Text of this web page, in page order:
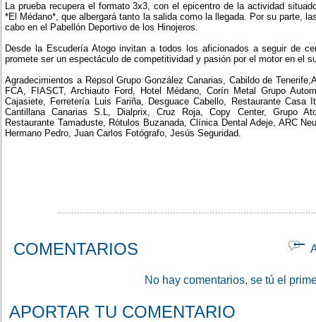
La prueba recupera el formato 3x3, con el epicentro de la actividad
*El Médano*, que albergará tanto la salida como la llegada. Por su parte,
cabo en el Pabellón Deportivo de los Hinojeros.
Desde la Escudería Atogo invitan a todos los aficionados a seguir de
promete ser un espectáculo de competitividad y pasión por el motor en el
Agradecimientos a Repsol Grupo González Canarias, Cabildo de
FCA, FIASCT, Archiauto Ford, Hotel Médano, Corín Metal Grupo
Cajasiete, Ferretería Luis Fariña, Desguace Cabello, Restaurante Casa
Cantillana Canarias S.L, Dialprix, Cruz Roja, Copy Center, Grupo
Restaurante Tamaduste, Rótulos Buzanada, Clínica Dental Adeje, ARC
Hermano Pedro, Juan Carlos Fotógrafo, Jesús Seguridad.
COMENTARIOS
No hay comentarios, se tú el
APORTAR TU COMENTARIO